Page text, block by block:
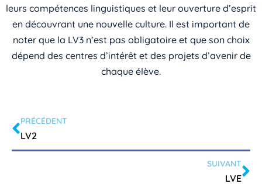
leurs compétences linguistiques et leur ouverture d’esprit
en découvrant une nouvelle culture. Il est important de
noter que la LV3 n’est pas obligatoire et que son choix
dépend des centres d’intérêt et des projets d’avenir de
chaque élève.
PRÉCÉDENT
LV2
SUIVANT
LVE